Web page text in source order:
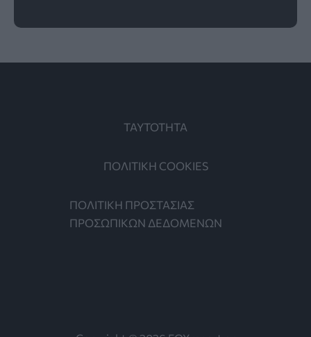
ΤΑΥΤΟΤΗΤΑ
ΠΟΛΙΤΙΚΗ COOKIES
ΠΟΛΙΤΙΚΗ ΠΡΟΣΤΑΣΙΑΣ
ΠΡΟΣΩΠΙΚΩΝ ΔΕΔΟΜΕΝΩΝ